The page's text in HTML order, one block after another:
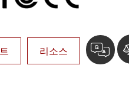
리소스